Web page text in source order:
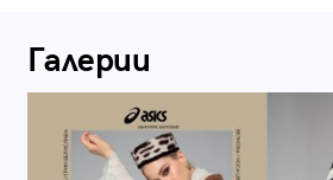
Галерии